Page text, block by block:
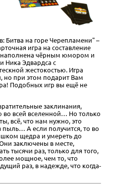
Битва на горе Черепламени" –
игра на составление
наполнена чёрным юмором и
Ника Эдвардса с
жестокостью. Игра
но при этом подарит Вам
Подобных игр вы ещё не
заклинания,
всей вселенной… Но только
всё, что нам нужно, это
пыль… А если получится, то во
щедра и умереть до
заключены в месте,
тысячи раз, только для того,
мощное, чем то, что
раз, в надежде, что когда-